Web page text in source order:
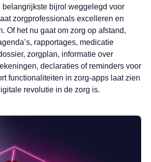
belangrijkste bijrol weggelegd voor
zorgprofessionals excelleren en
Of het nu gaat om zorg op afstand,
rapportages, medicatie
zorgplan, informatie over
declaraties of reminders voor
functionaliteiten in zorg-apps laat zien
revolutie in de zorg is.